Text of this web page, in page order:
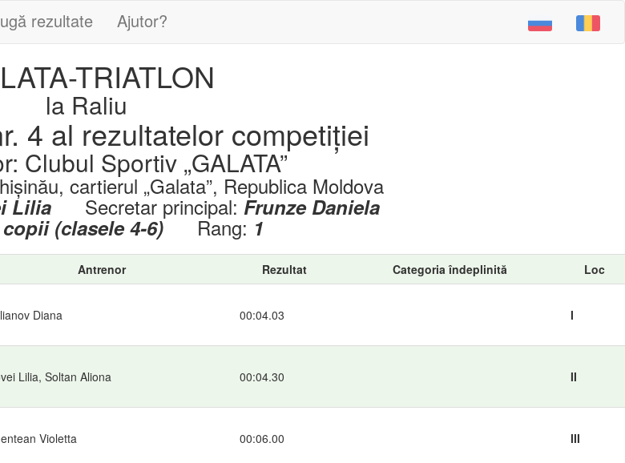
rezultate Ajutor?
TRIATLON
la Raliu
4 al rezultatelor competiției
Clubul Sportiv „GALATA”
cartierul „Galata”, Republica Moldova
Lilia Secretar principal: Frunze Daniela
copii (clasele 4-6) Rang: 1
Antrenor Rezultat Categoria îndeplinită Loc
Diana 00:04.03 I
Lilia, Soltan Aliona 00:04.30 II
Violetta 00:06.00 III